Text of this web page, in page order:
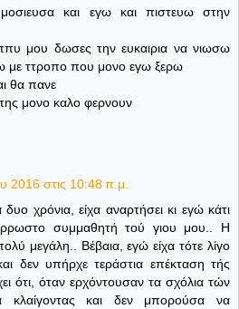
και εγω και πιστευω στην
μου δωσες την ευκαιρια να νιωσω
με ττροπο που μονο εγω ξερω
θα πανε
μονο καλο φερνουν
2016 στις 10:48 π.μ.
χρόνια, είχα αναρτήσει κι εγώ κάτι
συμμαθητή τού γιου μου.. Η
μεγάλη.. Βέβαια, εγώ είχα τότε λίγο
δεν υπήρχε τεράστια επέκταση τής
ότι, όταν ερχόντουσαν τα σχόλια τών
κλαίγοντας και δεν μπορούσα να